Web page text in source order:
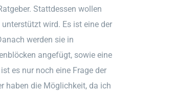
Stattdessen wollen
wird. Es ist eine der
werden sie in
angefügt, sowie eine
es nur noch eine Frage der
haben die Möglichkeit, da ich